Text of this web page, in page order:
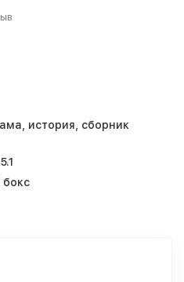
история, сборник
бокс